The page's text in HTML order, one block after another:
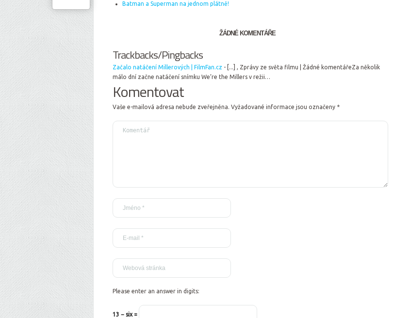
Batman a Superman na jednom plátně!
ŽÁDNÉ KOMENTÁŘE
Trackbacks/Pingbacks
Začalo natáčení Millerových | FilmFan.cz - [...] , Zprávy ze světa filmu | Žádné komentářeZa několik
málo dní začne natáčení snímku We’re the Millers v režii…
Komentovat
Vaše e-mailová adresa nebude zveřejněna. Vyžadované informace jsou označeny *
Please enter an answer in digits:
13 − six =